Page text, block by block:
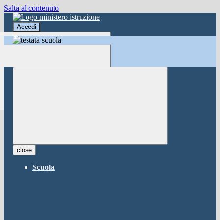
Salta al contenuto
Accedi
Accedi
button close ×
close
Scuola